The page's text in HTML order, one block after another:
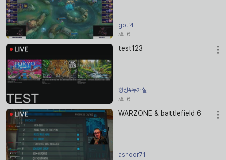
gotf4
6
test123
항상#두개실
6
WARZONE & battlefield 6
ashoor71